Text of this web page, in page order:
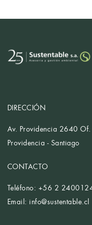
DIRECCIÓN
Av. Providencia 2640
Providencia - Santiago
CONTACTO
Teléfono: +56 2
Email: info@sustentable.cl